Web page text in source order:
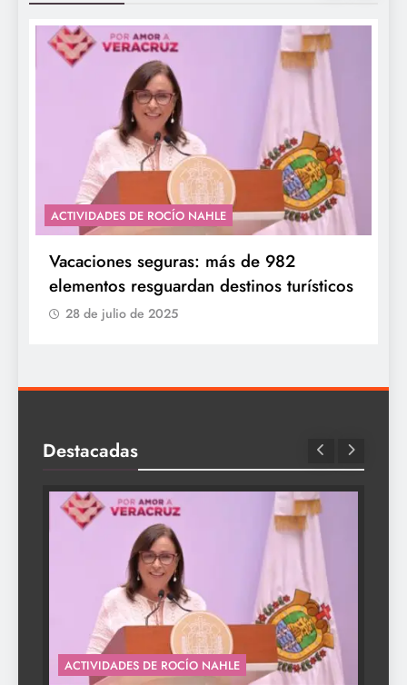
ACTIVIDADES DE ROCÍO NAHLE
Vacaciones seguras: más de 982
elementos resguardan destinos turísticos
28 de julio de 2025
Destacadas
ACTIVIDADES DE ROCÍO NAHLE